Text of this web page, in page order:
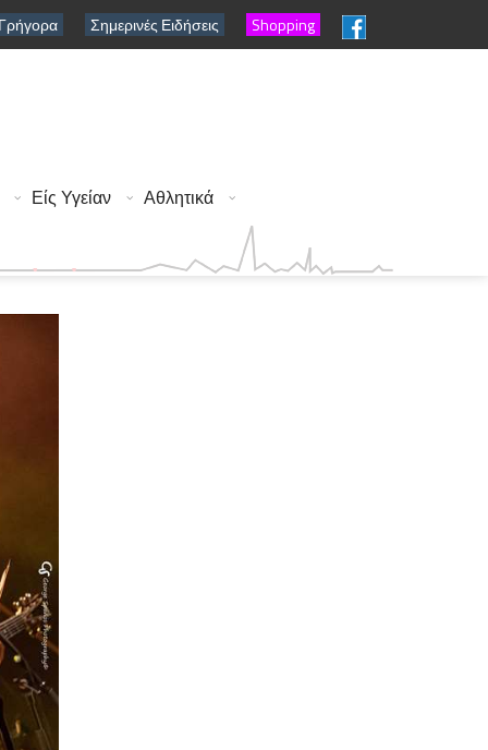
Σημερινές Ειδήσεις Shopping
Είς Υγείαν Αθλητικά